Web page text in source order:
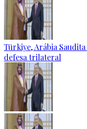
Türkiye, Arábia
defesa trilateral